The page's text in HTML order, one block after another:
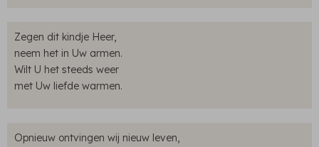
Zegen dit kindje Heer,
neem het in Uw armen.
Wilt U het steeds weer
met Uw liefde warmen.
Opnieuw ontvingen wij nieuw leven,